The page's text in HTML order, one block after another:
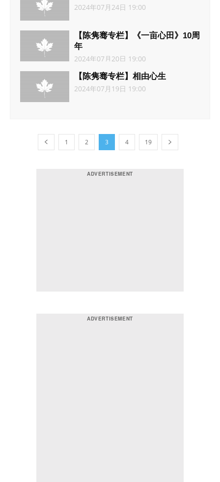
2024年07月24日 19:00
【陈隽骞专栏】《一亩心田》10周
年
2024年07月20日 19:00
【陈隽骞专栏】相由心生
2024年07月19日 19:00
1 2 3 4 19